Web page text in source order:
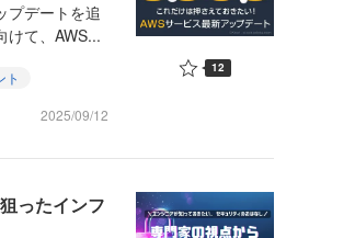
プデートを追
けて、AWS...
ト
2025/09/12
12
ったインフ